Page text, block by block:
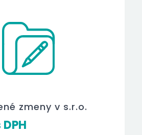
zmeny v s.r.o.